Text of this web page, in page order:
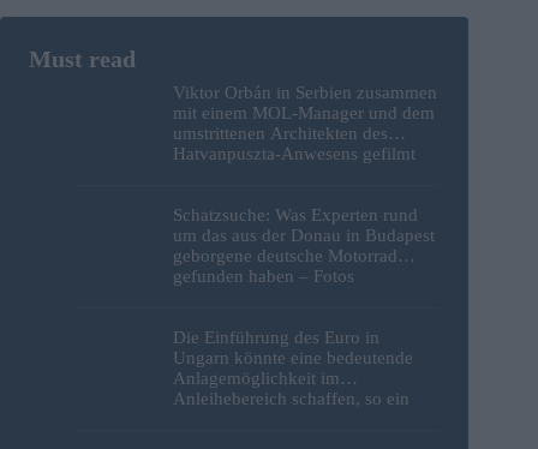
Viktor Orbán in Serbien zusammen
mit einem MOL-Manager und dem
umstrittenen Architekten des
Hatvanpuszta-Anwesens gefilmt
Schatzsuche: Was Experten rund
um das aus der Donau in Budapest
geborgene deutsche Motorrad
gefunden haben – Fotos
Die Einführung des Euro in
Ungarn könnte eine bedeutende
Anlagemöglichkeit im
Anleihebereich schaffen, so ein